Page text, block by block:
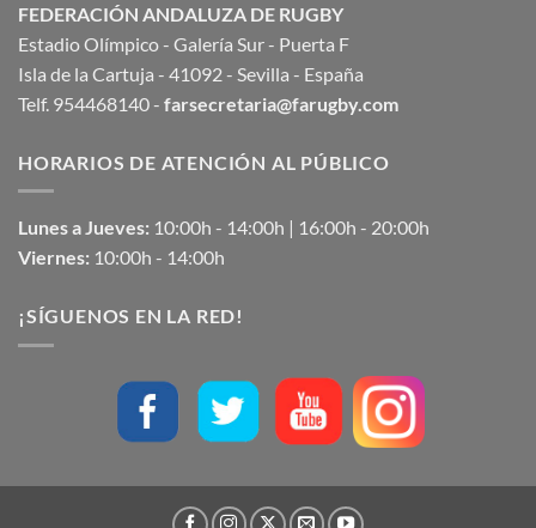
FEDERACIÓN ANDALUZA DE RUGBY
Estadio Olímpico - Galería Sur - Puerta F
Isla de la Cartuja - 41092 - Sevilla - España
Telf. 954468140 - farsecretaria@farugby.com
HORARIOS DE ATENCIÓN AL PÚBLICO
Lunes a Jueves: 10:00h - 14:00h | 16:00h - 20:00h
Viernes: 10:00h - 14:00h
¡SÍGUENOS EN LA RED!